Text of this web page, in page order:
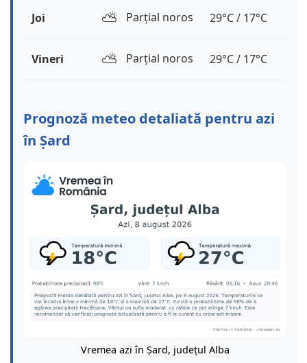
Joi ⛅️ Parțial noros 29°C / 17°C
Vineri ⛅️ Parțial noros 29°C / 17°C
Prognoză meteo detaliată pentru azi
în Șard
Vremea azi în Șard, județul Alba